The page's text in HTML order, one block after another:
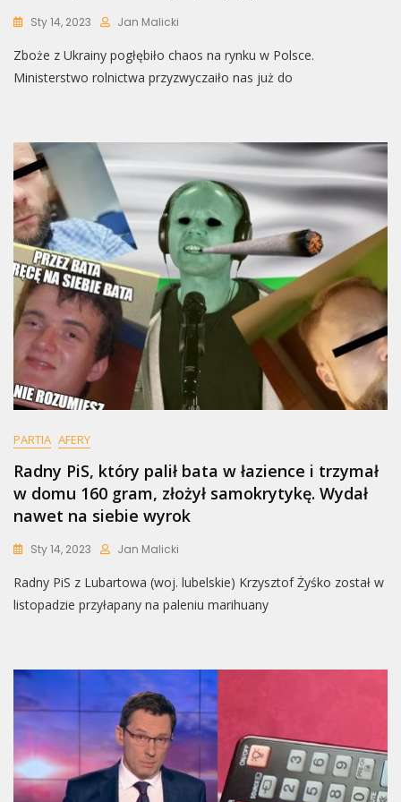
Sty 14, 2023 Jan Malicki
Zboże z Ukrainy pogłębiło chaos na rynku w Polsce.
Ministerstwo rolnictwa przyzwyczaiło nas już do
PARTIA AFERY
Radny PiS, który palił bata w łazience i trzymał
w domu 160 gram, złożył samokrytykę. Wydał
nawet na siebie wyrok
Sty 14, 2023 Jan Malicki
Radny PiS z Lubartowa (woj. lubelskie) Krzysztof Żyśko został w
listopadzie przyłapany na paleniu marihuany